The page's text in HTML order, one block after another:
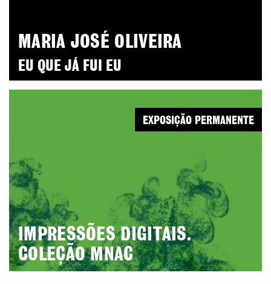
MARIA JOSÉ OLIVEIRA
EU QUE JÁ FUI EU
IMPRESSÕES DIGITAIS.
COLEÇÃO MNAC
EXPOSIÇÃO PERMANENTE